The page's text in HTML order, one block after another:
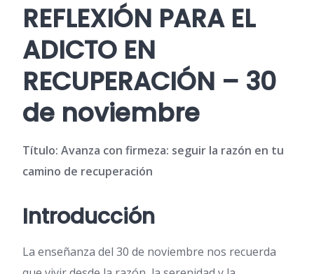
REFLEXIÓN PARA EL
ADICTO EN
RECUPERACIÓN – 30
de noviembre
Título: Avanza con firmeza: seguir la razón en tu
camino de recuperación
Introducción
La enseñanza del 30 de noviembre nos recuerda